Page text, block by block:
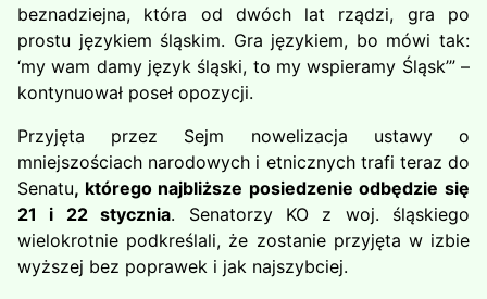
beznadziejna, która od dwóch lat rządzi, gra po
prostu językiem śląskim. Gra językiem, bo mówi tak:
‘my wam damy język śląski, to my wspieramy Śląsk’” –
kontynuował poseł opozycji.
Przyjęta przez Sejm nowelizacja ustawy o
mniejszościach narodowych i etnicznych trafi teraz do
Senatu, którego najbliższe posiedzenie odbędzie się
21 i 22 stycznia. Senatorzy KO z woj. śląskiego
wielokrotnie podkreślali, że zostanie przyjęta w izbie
wyższej bez poprawek i jak najszybciej.